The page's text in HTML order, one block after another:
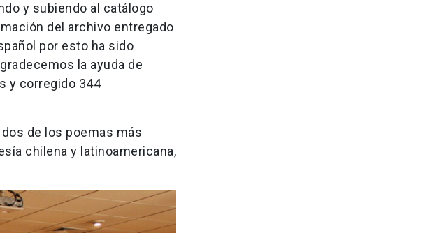
y subiendo al catálogo
del archivo entregado
por esto ha sido
la ayuda de
y corregido 344
de los poemas más
chilena y latinoamericana,